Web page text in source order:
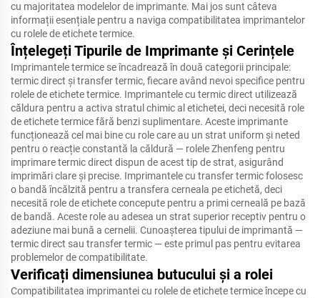
cu majoritatea modelelor de imprimante. Mai jos sunt câteva
informații esențiale pentru a naviga compatibilitatea imprimantelor
cu rolele de etichete termice.
Înțelegeți Tipurile de Imprimante și Cerințele
Imprimantele termice se încadrează în două categorii principale:
termic direct și transfer termic, fiecare având nevoi specifice pentru
rolele de etichete termice. Imprimantele cu termic direct utilizează
căldura pentru a activa stratul chimic al etichetei, deci necesită role
de etichete termice fără benzi suplimentare. Aceste imprimante
funcționează cel mai bine cu role care au un strat uniform și neted
pentru o reacție constantă la căldură — rolele Zhenfeng pentru
imprimare termic direct dispun de acest tip de strat, asigurând
imprimări clare și precise. Imprimantele cu transfer termic folosesc
o bandă încălzită pentru a transfera cerneala pe etichetă, deci
necesită role de etichete concepute pentru a primi cerneală pe bază
de bandă. Aceste role au adesea un strat superior receptiv pentru o
adeziune mai bună a cernelii. Cunoașterea tipului de imprimantă —
termic direct sau transfer termic — este primul pas pentru evitarea
problemelor de compatibilitate.
Verificați dimensiunea butucului și a rolei
Compatibilitatea imprimantei cu rolele de etichete termice începe cu